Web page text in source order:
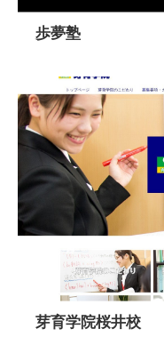
歩夢塾
芽育学院桜井校